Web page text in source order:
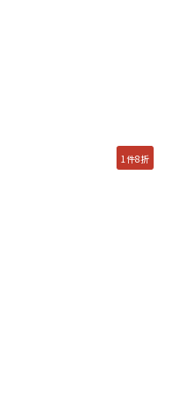
1件8折